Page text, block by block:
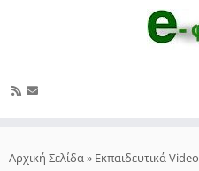
στο
Αρχική Σελίδα» Εκπαιδευτικά Video